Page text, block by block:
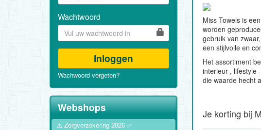
Miss Towels is
worden
gebruik van
een stijlvolle en
Het assortiment
interieur-,
die waarde hecht
Je korting bij
Wachtwoord
Inloggen
Wachwoord vergeten?
Webshops
⚠️ Zorgverzekering 2026 ✅